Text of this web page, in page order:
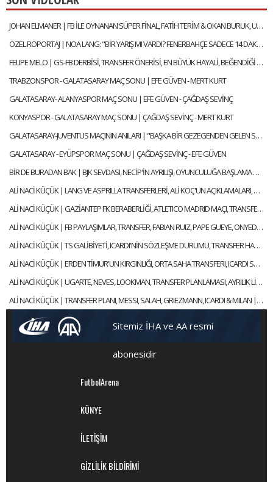
JOHAN ELMANER | FB İLE OYNANAN SÜPER FİNAL, FATİH TERİM & OKAN BURUK, UĞURCAN ÇAKIR MI? MUSLERA MI?
ÖZEL RÖPORTAJ | NOA LANG: "BİR YARIŞ MI VARDI? FENERBAHÇE SADECE 14 DAKİKA LİDER OLDU"
FELIPE MELO | GS-FB DERBİSİ, TRANSFER ÖNERİSİ, EN BÜYÜK HAYALİ, BEĞENDİĞİ FENERBAHÇELİ
TRABZONSPOR - GALATASARAY MAÇ SONU | EFE GÜVEN - MERT KURT
GALATASARAY- ALANYASPOR MAÇ SONU | EFE GÜVEN - ÇAĞDAŞ SEVİNÇ
KONYASPOR - GALATASARAY MAÇ SONU | ÇAĞDAŞ SEVİNÇ - MERT KURT
GALATASARAY-JUVENTUS MAÇININ ANILARI | "BAŞKA BİR GEZEGENDEN GELEN SNEIJDER'İN GOLÜYLE TURU GEÇTİK"
GALATASARAY - EYÜPSPOR MAÇ SONU | ÇAĞDAŞ SEVİNÇ - EFE GÜVEN
BİR DE BURADAN BAK | BJK SEVDASI, NECİP'İN AYRILIŞI, OYUNCULUĞA BAŞLAMA HİKAYESİ | FEYYAZ ŞERİFOĞLU
ALİ NACİ KÜÇÜK | LANG VE ASPRILLA TRANSFERLERİ, ALİ KOÇ'UN AÇIKLAMALARI, OULAI | GÜNDEM GALATASARAY
ALİ NACİ KÜÇÜK | GAZİANTEP FK BERABERLİĞİ, ATLETICO MADRID MAÇI, TRANSFER | GÜNDEM GALATASARAY
ALİ NACİ KÜÇÜK | FB PAYLAŞIMLAR, TRANSFER, FABIAN RUIZ, PAPE GUEYE, ONYEDIKA | GÜNDEM GALATASARAY
ALİ NACİ KÜÇÜK | TS GALİBİYETİ, ICARDI'NİN SÖZLEŞME DURUMU, TRANSFER HABERLERİ | GÜNDEM GALATASARAY
ALİ NACİ KÜÇÜK | ERDEN TİMUR'UN KIRGINLIĞI, ORTA SAHA TRANSFERI, ICARDI SÜRECİ | GÜNDEM GALATASARAY
ALİ NACİ KÜÇÜK | UGARTE, NEVES, LOOKMAN, TRANSFER PLANLAMASI, AYRILIK LİSTESİ | GÜNDEM GALATASARAY
ALİ NACİ KÜÇÜK | TRANSFER PLANI, MESSI, SALAH, GRIEZMANN, ICARDI & MILAN | GÜNDEM GALATASARAY
Sitemiz İHA ve AA resmi
abonesidir
FutbolArena
KÜNYE
İLETİŞİM
GİZLİLİK BİLDİRİMİ